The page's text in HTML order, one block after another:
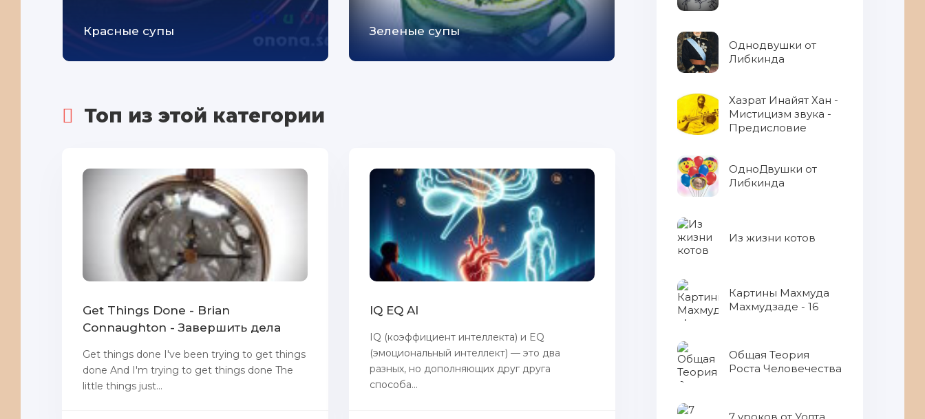
Красные супы Зеленые супы
комментируют детскую книжку (38
картинок)
Топ из этой категории
Get Things Done - Brian
Connaughton - Завершить дела
Get things done I've been trying to get things
done And I'm trying to get things done The
little things just...
IQ EQ AI
IQ (коэффициент интеллекта) и EQ
(эмоциональный интеллект) — это два
разных, но дополняющих друг друга
способа...
Однодвушки от
Либкинда
Хазрат Инайят Хан -
Мистицизм звука -
Предисловие
ОдноДвушки от
Либкинда
Из жизни котов
Картины Махмуда
Махмудзаде - 16
Общая Теория
Роста Человечества